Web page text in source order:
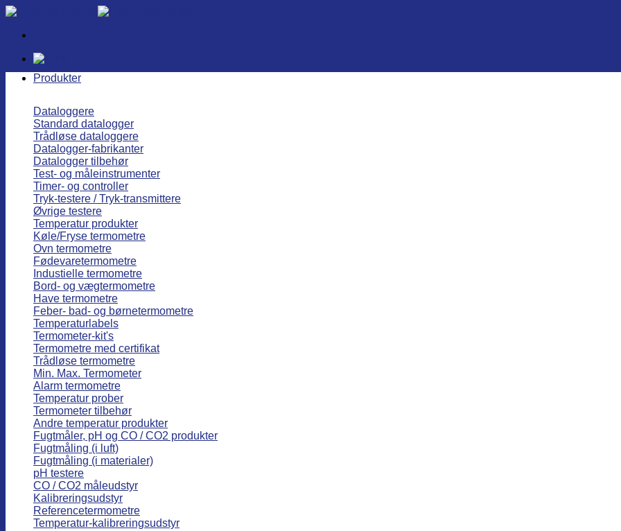
Fortsæt
indhold
Produkter
Dataloggere
Standard datalogger
Trådløse dataloggere
Datalogger-fabrikanter
Datalogger tilbehør
Test- og måleinstrumenter
Timer- og controller
Tryk-testere / Tryk-transmittere
Øvrige testere
Temperatur produkter
Køle/Fryse termometre
Ovn termometre
Fødevaretermometre
Industielle termometre
Bord- og vægtermometre
Have termometre
Feber- bad- og børnetermometre
Temperaturlabels
Termometer-kit's
Termometre med certifikat
Trådløse termometre
Min. Max. Termometer
Alarm termometre
Temperatur prober
Termometer tilbehør
Andre temperatur produkter
Fugtmåler, pH og CO / CO2 produkter
Fugtmåling (i luft)
Fugtmåling (i materialer)
pH testere
CO / CO2 måleudstyr
Kalibreringsudstyr
Referencetermometre
Temperatur-kalibreringsudstyr